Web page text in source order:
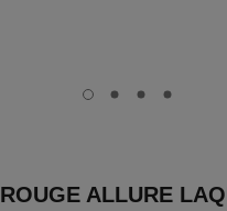
carousel dot
carousel dot
carousel dot
carousel
ROUGE ALLURE